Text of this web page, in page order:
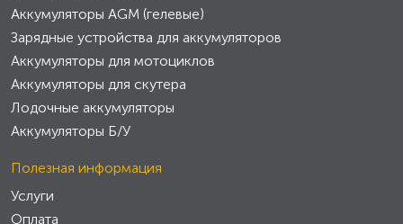
Аккумуляторы AGM (гелевые)
Зарядные устройства для аккумуляторов
Аккумуляторы для мотоциклов
Аккумуляторы для скутера
Лодочные аккумуляторы
Аккумуляторы Б/У
Полезная информация
Услуги
Оплата